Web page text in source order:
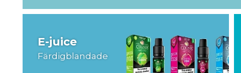
E-juice
Färdigblandade